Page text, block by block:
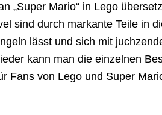
„Super Mario“ in Lego
sind durch markante Teile in
lässt und sich mit
kann man die einzelnen
Fans von Lego und Super